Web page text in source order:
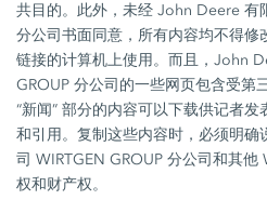
共目的。此外，未经 John Deere 有
分公司书面同意，所有内容均不得修
链接的计算机上使用。而且，John
GROUP 分公司的一些网页包含受第
“新闻” 部分的内容可以下载供记者
和引用。复制这些内容时，必须明
司 WIRTGEN GROUP 分公司和其他
权和财产权。